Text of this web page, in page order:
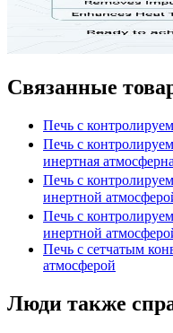
Связанные
Печь с
Печь с
инертная
Печь с
инертной
Печь с
инертной
Печь с сетчатым
атмосферой
Люди также